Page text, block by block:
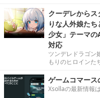
クーデレから
りな人外娘た
少女」テーマ
対応
ツンデレドラゴン
もりのヒロインた
ゲームコマー
Xsollaの最新情報